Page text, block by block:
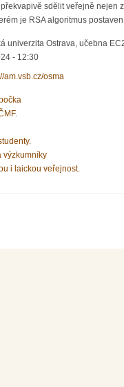
sdělit veřejně nejen
je RSA algoritmus
univerzita Ostrava, učebna
- 12:30
am.vsb.cz/osma
výzkumníky
i laickou veřejnost.